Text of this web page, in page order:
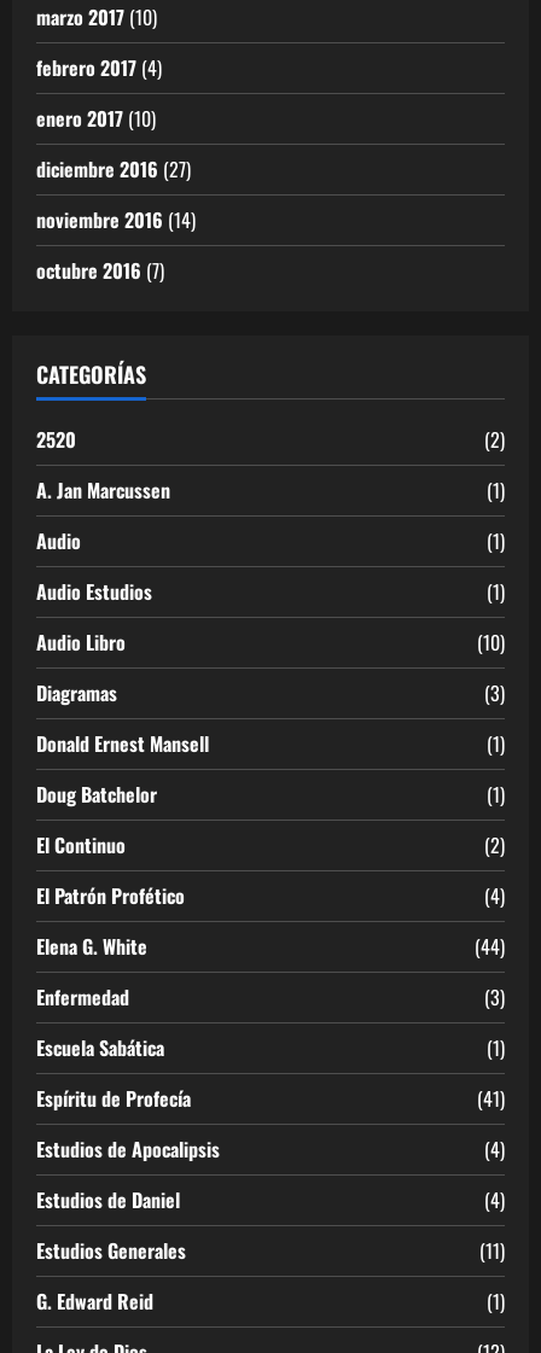
marzo 2017 (10)
febrero 2017 (4)
enero 2017 (10)
diciembre 2016 (27)
noviembre 2016 (14)
octubre 2016 (7)
CATEGORÍAS
2520
(2)
A. Jan Marcussen
(1)
Audio
(1)
Audio Estudios
(1)
Audio Libro
(10)
Diagramas
(3)
Donald Ernest Mansell
(1)
Doug Batchelor
(1)
El Continuo
(2)
El Patrón Profético
(4)
Elena G. White
(44)
Enfermedad
(3)
Escuela Sabática
(1)
Espíritu de Profecía
(41)
Estudios de Apocalipsis
(4)
Estudios de Daniel
(4)
Estudios Generales
(11)
G. Edward Reid
(1)